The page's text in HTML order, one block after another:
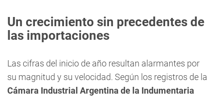
Un crecimiento sin precedentes de
las importaciones
Las cifras del inicio de año resultan alarmantes por
su magnitud y su velocidad. Según los registros de la
Cámara Industrial Argentina de la Indumentaria